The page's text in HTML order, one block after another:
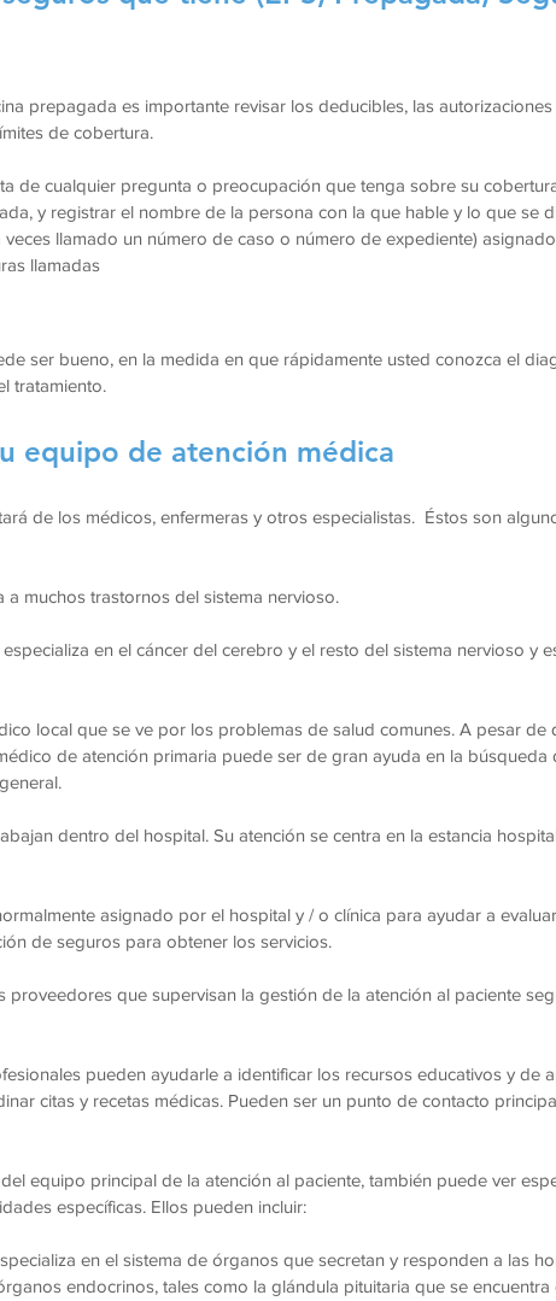
prepagada es importante revisar los deducibles, las
de cobertura.
de cualquier pregunta o preocupación que tenga sobre su
y registrar el nombre de la persona con la que hable y lo que se
llamado un número de caso o número de expediente)
llamadas
ser bueno, en la medida en que rápidamente usted conozca el
tratamiento.
equipo de atención médica
de los médicos, enfermeras y otros especialistas. Éstos son
a muchos trastornos del sistema nervioso.
en el cáncer del cerebro y el resto del sistema nervioso y
local que se ve por los problemas de salud comunes. A pesar de
de atención primaria puede ser de gran ayuda en la búsqueda
dentro del hospital. Su atención se centra en la estancia
asignado por el hospital y / o clínica para ayudar a
de seguros para obtener los servicios.
proveedores que supervisan la gestión de la atención al paciente
pueden ayudarle a identificar los recursos educativos y de
citas y recetas médicas. Pueden ser un punto de contacto
equipo principal de la atención al paciente, también puede ver
específicas. Ellos pueden incluir:
en el sistema de órganos que secretan y responden a las
endocrinos, tales como la glándula pituitaria que se encuentra